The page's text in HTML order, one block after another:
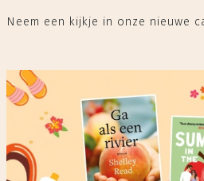
Neem een kijkje in onze nieuwe